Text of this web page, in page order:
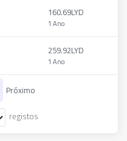
160.69LYD
1 Ano
259.92LYD
1 Ano
Próximo
registos